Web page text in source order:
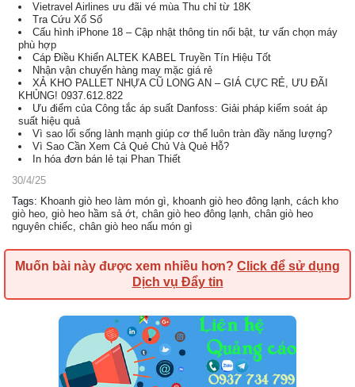
Vietravel Airlines ưu đãi vé mùa Thu chỉ từ 18K
Tra Cứu Xổ Số
Cấu hình iPhone 18 – Cập nhật thông tin nổi bật, tư vấn chọn máy
phù hợp
Cáp Điều Khiển ALTEK KABEL Truyền Tín Hiệu Tốt
Nhận vận chuyển hàng may mặc giá rẻ
XẢ KHO PALLET NHỰA CŨ LONG AN – GIÁ CỰC RẺ, ƯU ĐÃI
KHỦNG! 0937.612.822
Ưu điểm của Công tắc áp suất Danfoss: Giải pháp kiểm soát áp
suất hiệu quả
Vì sao lối sống lành mạnh giúp cơ thể luôn tràn đầy năng lượng?
Vì Sao Cần Xem Cả Quẻ Chủ Và Quẻ Hỗ?
In hóa đơn bán lẻ tại Phan Thiết
30/4/25
Tags: Khoanh giò heo làm món gì, khoanh giò heo đông lạnh, cách kho
giò heo, giò heo hầm sả ớt, chân giò heo đông lạnh, chân giò heo
nguyên chiếc, chân giò heo nấu món gì
Muốn bài này được xem nhiều hơn? Click để sử dụng
Dịch vụ Đẩy tin